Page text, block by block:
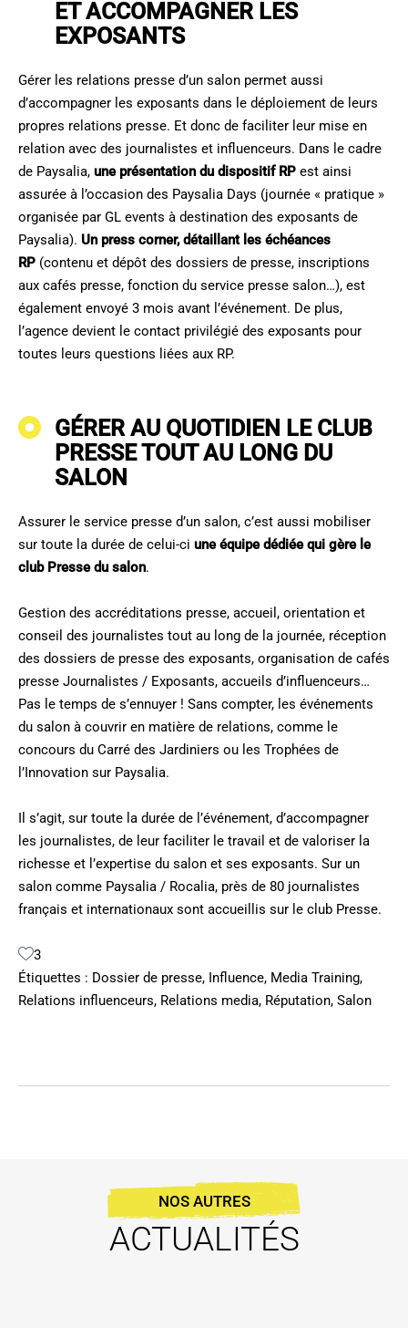
ET ACCOMPAGNER LES
EXPOSANTS
Gérer les relations presse d’un salon permet aussi
d’accompagner les exposants dans le déploiement de leurs
propres relations presse. Et donc de faciliter leur mise en
relation avec des journalistes et influenceurs. Dans le cadre
de Paysalia, une présentation du dispositif RP est ainsi
assurée à l’occasion des Paysalia Days (journée « pratique »
organisée par GL events à destination des exposants de
Paysalia). Un press corner, détaillant les échéances
RP (contenu et dépôt des dossiers de presse, inscriptions
aux cafés presse, fonction du service presse salon…), est
également envoyé 3 mois avant l’événement. De plus,
l’agence devient le contact privilégié des exposants pour
toutes leurs questions liées aux RP.
GÉRER AU QUOTIDIEN LE CLUB
PRESSE TOUT AU LONG DU
SALON
Assurer le service presse d’un salon, c’est aussi mobiliser
sur toute la durée de celui-ci une équipe dédiée qui gère le
club Presse du salon.
Gestion des accréditations presse, accueil, orientation et
conseil des journalistes tout au long de la journée, réception
des dossiers de presse des exposants, organisation de cafés
presse Journalistes / Exposants, accueils d’influenceurs…
Pas le temps de s’ennuyer ! Sans compter, les événements
du salon à couvrir en matière de relations, comme le
concours du Carré des Jardiniers ou les Trophées de
l’Innovation sur Paysalia.
Il s’agit, sur toute la durée de l’événement, d’accompagner
les journalistes, de leur faciliter le travail et de valoriser la
richesse et l’expertise du salon et ses exposants. Sur un
salon comme Paysalia / Rocalia, près de 80 journalistes
français et internationaux sont accueillis sur le club Presse.
3
Étiquettes : Dossier de presse, Influence, Media Training,
Relations influenceurs, Relations media, Réputation, Salon
NOS AUTRES
ACTUALITÉS